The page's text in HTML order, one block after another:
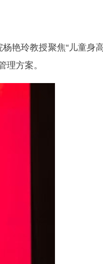
艳玲教授聚焦“儿童身
理方案。